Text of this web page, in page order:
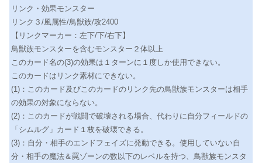
リンク・効果モンスター
リンク３/風属性/鳥獣族/攻2400
【リンクマーカー：左下/下/右下】
鳥獣族モンスターを含むモンスター２体以上
このカード名の(3)の効果は１ターンに１度しか使用できない。
このカードはリンク素材にできない。
(1)：このカード及びこのカードのリンク先の鳥獣族モンスターは相手
の効果の対象にならない。
(2)：このカードが戦闘で破壊される場合、代わりに自分フィールドの
「シムルグ」カード１枚を破壊できる。
(3)：自分・相手のエンドフェイズに発動できる。使用していない自
分・相手の魔法＆罠ゾーンの数以下のレベルを持つ、鳥獣族モンスタ